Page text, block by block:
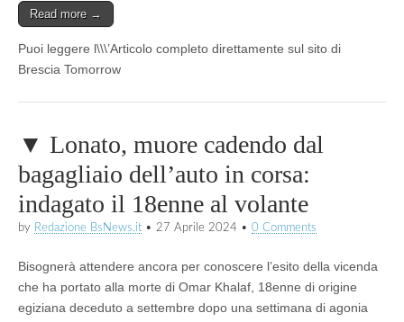
Read more →
Puoi leggere l\\\’Articolo completo direttamente sul sito di
Brescia Tomorrow
▼ Lonato, muore cadendo dal
bagagliaio dell’auto in corsa:
indagato il 18enne al volante
by Redazione BsNews.it • 27 Aprile 2024 • 0 Comments
Bisognerà attendere ancora per conoscere l’esito della vicenda
che ha portato alla morte di Omar Khalaf, 18enne di origine
egiziana deceduto a settembre dopo una settimana di agonia